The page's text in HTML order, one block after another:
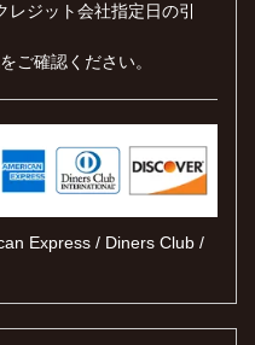
ジット会社指定日の引
ご確認ください。
Express / Diners Club /